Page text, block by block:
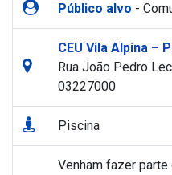
Público alvo -
CEU Vila Alpina –
Rua João Pedro
03227000
Piscina
Venham fazer